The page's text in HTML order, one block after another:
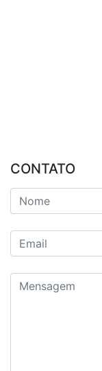
CONTATO